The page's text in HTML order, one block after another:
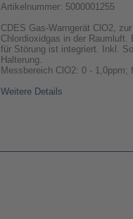
Artikelnummer: 5000001255
CDES Gas-Warngerät ClO2,
Chlordioxidgas in der Raumluft.
für Störung ist integriert. Inkl.
Halterung.
Messbereich ClO2: 0 - 1,0ppm;
Weitere Details